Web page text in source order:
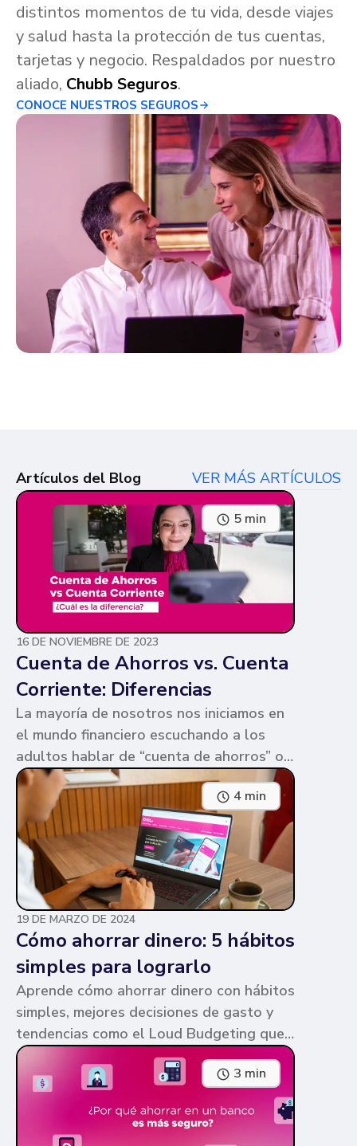
distintos momentos de tu vida, desde viajes
y salud hasta la protección de tus cuentas,
tarjetas y negocio. Respaldados por nuestro
aliado, Chubb Seguros.
CONOCE NUESTROS SEGUROS
Artículos del Blog VER MÁS ARTÍCULOS
5 min
16 DE NOVIEMBRE DE 2023
Cuenta de Ahorros vs. Cuenta
Corriente: Diferencias
La mayoría de nosotros nos iniciamos en
el mundo financiero escuchando a los
adultos hablar de “cuenta de ahorros” o
“cuenta corriente”. Ambas cuentas
parecen similares y puede ser confuso,
pero te contamos en qué consiste cada
una y sus diferencias.
4 min
19 DE MARZO DE 2024
Cómo ahorrar dinero: 5 hábitos
simples para lograrlo
Aprende cómo ahorrar dinero con hábitos
simples, mejores decisiones de gasto y
tendencias como el Loud Budgeting que
pueden ayudarte a cumplir tus metas.
3 min